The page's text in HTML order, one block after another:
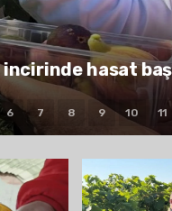
ve işçilik
6 7 8 9 10 11